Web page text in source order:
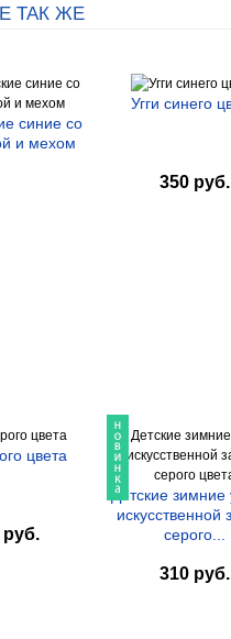
ТАК ЖЕ
синие со
и мехом
Угги синего
350 руб.
цвета
руб.
Детские зимние
искусственной
серого...
310 руб.